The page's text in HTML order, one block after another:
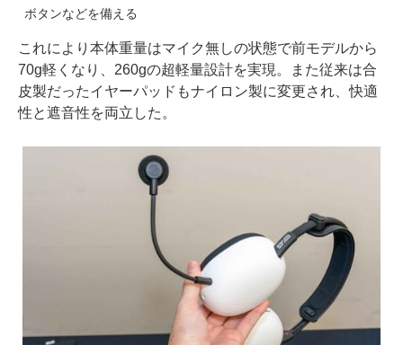
ボタンなどを備える
これにより本体重量はマイク無しの状態で前モデルから
70g軽くなり、260gの超軽量設計を実現。また従来は合
皮製だったイヤーパッドもナイロン製に変更され、快適
性と遮音性を両立した。